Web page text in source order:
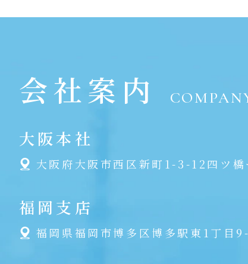
会社案内
大阪本社
大阪府大阪市西区新町1-3-12四ツ
福岡支店
福岡県福岡市博多区博多駅東1丁目